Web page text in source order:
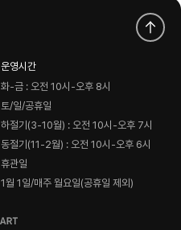
운영시간
화-금 : 오전 10시-오후 8시
토/일/공휴일
하절기(3-10월) : 오전 10시-오후 7시
동절기(11-2월) : 오전 10시-오후 6시
휴관일
1월 1일/매주 월요일(공휴일 제외)